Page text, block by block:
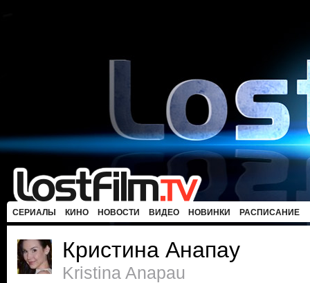
СЕРИАЛЫ КИНО НОВОСТИ ВИДЕО НОВИНКИ РАСПИСАНИЕ
Кристина Анапау
Kristina Anapau